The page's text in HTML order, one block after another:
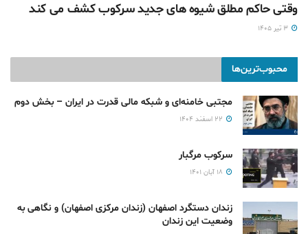
وقتی حاکم مطلق شیوه های جدید سرکوب کشف می کند
محبوب‌ترین‌ها
مجتبی خامنه‌ای و شبکه مالی قدرت در ایران – بخش دوم
سرکوب مرگبار
زندان دستگرد اصفهان (زندان مرکزی اصفهان) و نگاهی به
وضعیت این زندان